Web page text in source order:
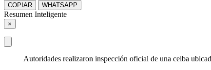
COPIAR WHATSAPP
Resumen Inteligente
×
Autoridades realizaron inspección oficial de una ceiba